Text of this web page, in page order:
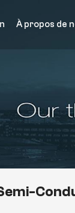
À propos de